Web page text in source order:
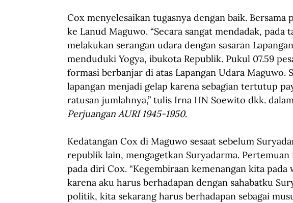
Cox menyelesaikan tugasnya dengan baik.
ke Lanud Maguwo. “Secara sangat mendadak, pada
melakukan serangan udara dengan sasaran
menduduki Yogya, ibukota Republik. Pukul 07.59
formasi berbanjar di atas Lapangan Udara Maguwo.
lapangan menjadi gelap karena sebagian tertutup
ratusan jumlahnya,” tulis Irna HN Soewito dkk. dalam
Perjuangan AURI 1945-1950.
Kedatangan Cox di Maguwo sesaat sebelum
republik lain, mengagetkan Suryadarma.
pada diri Cox. “Kegembiraan kemenangan kita
karena aku harus berhadapan dengan sahabatku
politik, kita sekarang harus berhadapan sebagai